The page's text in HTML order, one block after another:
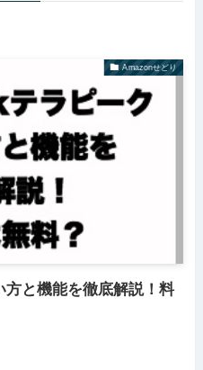
Amazonせどり
方と機能を徹底解説！料